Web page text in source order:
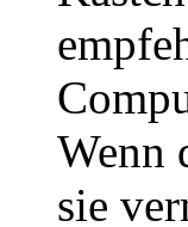
Wenn
sie